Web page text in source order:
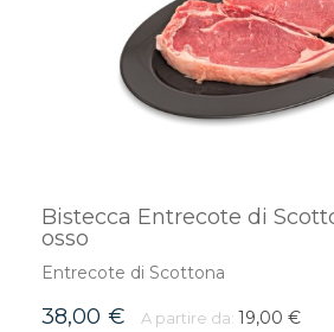
Bistecca Entrecote di
osso
Entrecote di Scottona
38,00 € A partire da: 19,00 €